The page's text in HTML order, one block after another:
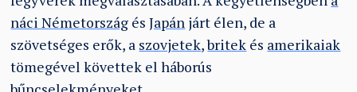
náci Németország ésJapán járt élen, de a
szövetséges erők, a szovjetek,britek és amerikaiak
tömegével követtek el háborús